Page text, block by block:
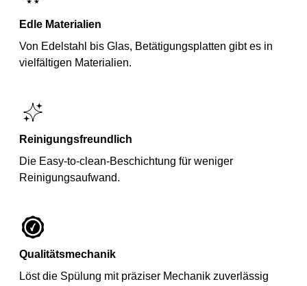
Edle Materialien
Von Edelstahl bis Glas, Betätigungsplatten gibt es in
vielfältigen Materialien.
Reinigungsfreundlich
Die Easy-to-clean-Beschichtung für weniger
Reinigungsaufwand.
Qualitätsmechanik
Löst die Spülung mit präziser Mechanik zuverlässig